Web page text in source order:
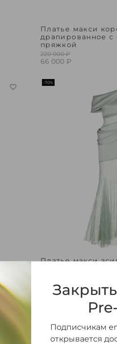
Платье макси
драпированное с
пряжкой
220 000 ₽
66 000 ₽
-70%
Платье макси
229 000 ₽
68 700 ₽
Подписчикам
открывается